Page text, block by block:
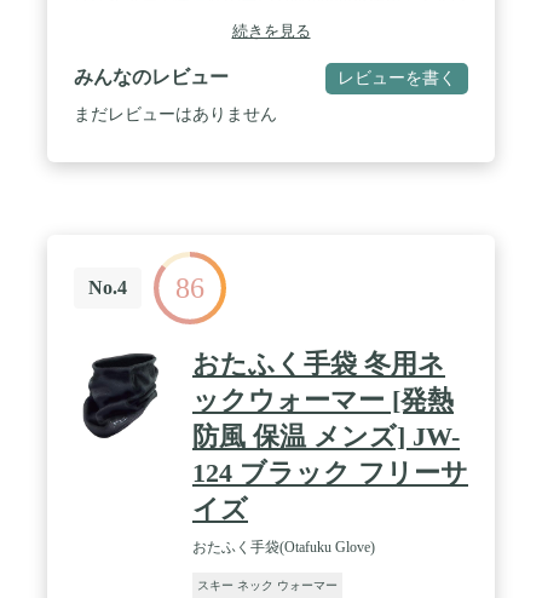
しますが縦方向には伸縮しません） ※対象：
ブル タイプ（裏表両方使用が可能） ではありませ
ん。 ※フードは大きいですので視野が遮られ視界
が狭いと感じる際はドローコードでフードを絞って
目のパーカーのようなシルエットとなります。 /
レット・オーブン、薪を束ねたりする際の暖炉、陶
芸などで火にかざさない様にして下さい。※反射素
材ではありませんので夜間の散歩・ジョギング・ラ
ンニング、自転車、バイク ライド等での夜間の事故
お求め下さい。 ※ご使用のスマートホン (スマホ)、
タブレットPC、パソコンなど端末のモニター環境や
光の加減、LEDライト、色温度の違いによっては商
品紹介画像の写真と実物の色が若干異なって見える
場合が御座います。予めご了承下さい。 ※※不使用
時は幼児や小さな子供の手の届かない場所で保管し
ッチ性の高い素材ながら、立体的な形を保つように
続きを見る
みんなのレビュー レビューを書く
まだレビューはありません
No.4 86
おたふく手袋 冬用ネ
ックウォーマー [発熱
防風 保温 メンズ] JW-
124 ブラック フリーサ
イズ
おたふく手袋(Otafuku Glove)
スキー ネック ウォーマー